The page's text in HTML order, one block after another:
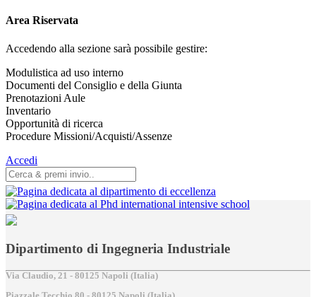
Area Riservata
Accedendo alla sezione sarà possibile gestire:
Modulistica ad uso interno
Documenti del Consiglio e della Giunta
Prenotazioni Aule
Inventario
Opportunità di ricerca
Procedure Missioni/Acquisti/Assenze
Accedi
Dipartimento di Ingegneria Industriale
Via Claudio, 21 - 80125 Napoli (Italia)